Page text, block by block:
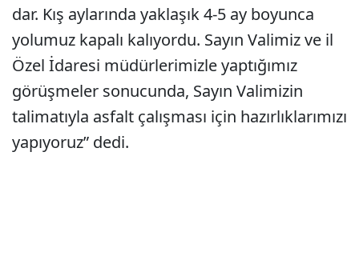
dar. Kış aylarında yaklaşık 4-5 ay boyunca
yolumuz kapalı kalıyordu. Sayın Valimiz ve il
Özel İdaresi müdürlerimizle yaptığımız
görüşmeler sonucunda, Sayın Valimizin
talimatıyla asfalt çalışması için hazırlıklarımızı
yapıyoruz” dedi.